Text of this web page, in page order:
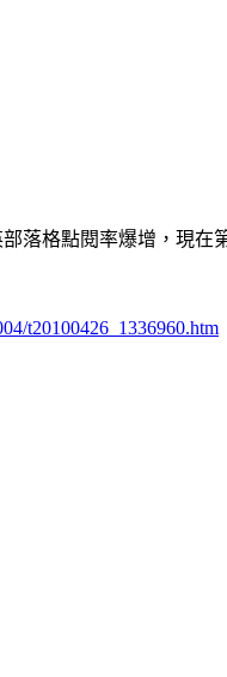
落格點閱率爆增，現
t20100426_1336960.htm